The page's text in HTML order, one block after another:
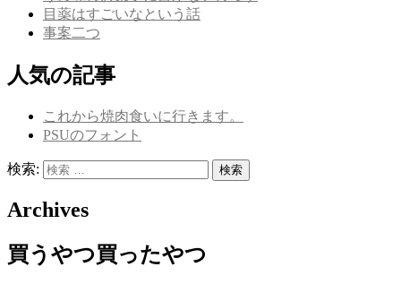
目薬はすごいなという話
事案二つ
人気の記事
これから焼肉食いに行きます。
PSUのフォント
検索: 検索
Archives
買うやつ買ったやつ